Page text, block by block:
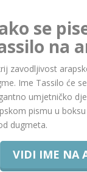
se
na
zavodljivost
Ime Tassilo će
umjetničko
pismu u
dugmeta.
VIDI IME NA